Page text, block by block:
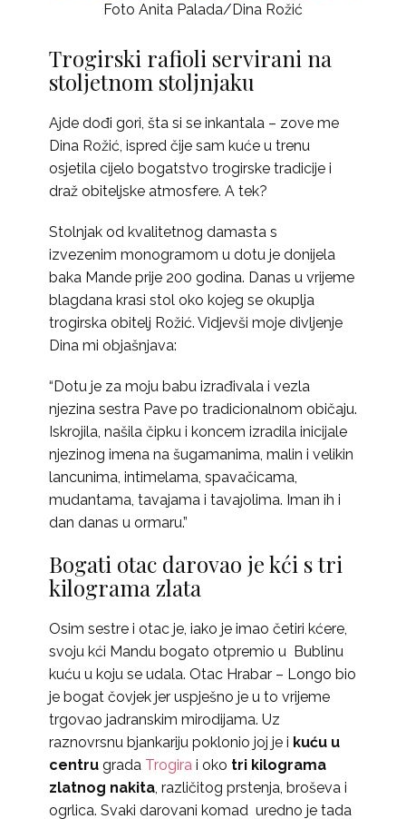
Foto Anita Palada/Dina Rožić
Trogirski rafioli servirani na
stoljetnom stoljnjaku
Ajde dođi gori, šta si se inkantala – zove me
Dina Rožić, ispred čije sam kuće u trenu
osjetila cijelo bogatstvo trogirske tradicije i
draž obiteljske atmosfere. A tek?
Stolnjak od kvalitetnog damasta s
izvezenim monogramom u dotu je donijela
baka Mande prije 200 godina. Danas u vrijeme
blagdana krasi stol oko kojeg se okuplja
trogirska obitelj Rožić. Vidjevši moje divljenje
Dina mi objašnjava:
“Dotu je za moju babu izrađivala i vezla
njezina sestra Pave po tradicionalnom običaju.
Iskrojila, našila čipku i koncem izradila inicijale
njezinog imena na šugamanima, malin i velikin
lancunima, intimelama, spavačicama,
mudantama, tavajama i tavajolima. Iman ih i
dan danas u ormaru.”
Bogati otac darovao je kći s tri
kilograma zlata
Osim sestre i otac je, iako je imao četiri kćere,
svoju kći Mandu bogato otpremio u Bublinu
kuću u koju se udala. Otac Hrabar – Longo bio
je bogat čovjek jer uspješno je u to vrijeme
trgovao jadranskim mirodijama. Uz
raznovrsnu bjankariju poklonio joj je i kuću u
centru grada Trogira i oko tri kilograma
zlatnog nakita, različitog prstenja, broševa i
ogrlica. Svaki darovani komad uredno je tada